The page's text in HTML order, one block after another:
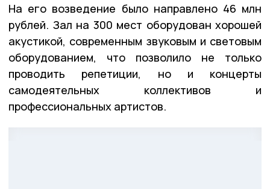
На его возведение было направлено 46 млн
рублей. Зал на 300 мест оборудован хорошей
акустикой, современным звуковым и световым
оборудованием, что позволило не только
проводить репетиции, но и концерты
самодеятельных коллективов и
профессиональных артистов.